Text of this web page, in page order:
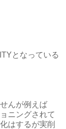
となっている
んが例えば
ニングされて
はするが実削